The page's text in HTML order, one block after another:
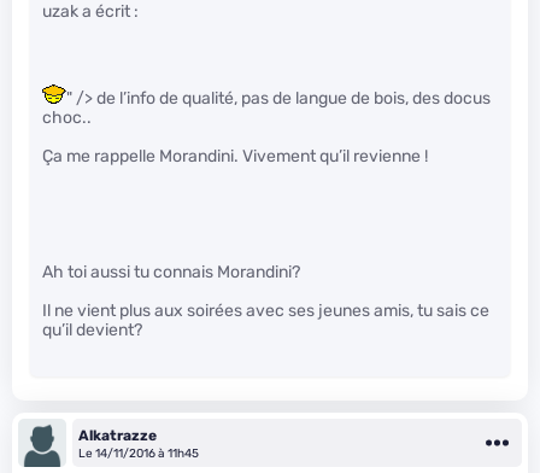
uzak a écrit :
" /> de l’info de qualité, pas de langue de bois, des docus
choc..
Ça me rappelle Morandini. Vivement qu’il revienne !
Ah toi aussi tu connais Morandini?
Il ne vient plus aux soirées avec ses jeunes amis, tu sais ce
qu’il devient?
Alkatrazze
Le 14/11/2016 à 11h45